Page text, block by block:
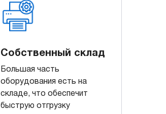
Собственный склад
Большая часть
оборудования есть на
складе, что обеспечит
быструю отгрузку